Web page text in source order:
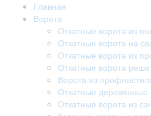
Главная
Ворота
Откатные ворота из
Откатные ворота на
Откатные ворота из
Откатные ворота
Ворота из
Откатные деревянные
Откатные ворота из